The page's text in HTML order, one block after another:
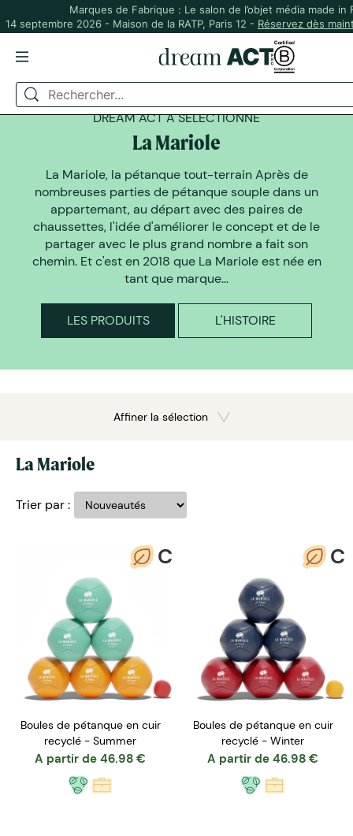
Marques de Fabrique : Le salon de l’objet média made in
14 septembre 2026 - Maison de la RATP, Paris 12 - Réservez dès
DREAM ACT A SELECTIONNÉ
La Mariole
La Mariole, la pétanque tout-terrain Après de
nombreuses parties de pétanque souple dans un
appartemant, au départ avec des paires de
chaussettes, l'idée d'améliorer le concept et de le
partager avec le plus grand nombre a fait son
chemin. Et c'est en 2018 que La Mariole est née en
tant que marque...
LES PRODUITS L'HISTOIRE
Affiner la sélection
La Mariole
Trier par :
C
Boules de pétanque en cuir
recyclé - Summer
A partir de 46.98 €
C
Boules de pétanque en cuir
recyclé - Winter
A partir de 46.98 €